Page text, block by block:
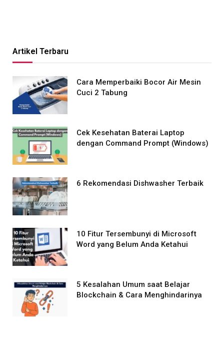
Artikel Terbaru
Cara Memperbaiki Bocor Air Mesin
Cuci 2 Tabung
Cek Kesehatan Baterai Laptop
dengan Command Prompt (Windows)
6 Rekomendasi Dishwasher Terbaik
10 Fitur Tersembunyi di Microsoft
Word yang Belum Anda Ketahui
5 Kesalahan Umum saat Belajar
Blockchain & Cara Menghindarinya